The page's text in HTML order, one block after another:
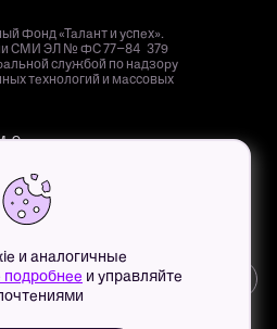
Фонд «Талант и успех».
СМИ ЭЛ № ФС 77−84 379
службой по надзору
технологий и массовых
Э.
.
76-63
права на любые материалы,
в соответствии
законодательством
и аналогичные
подробнее и управляйте